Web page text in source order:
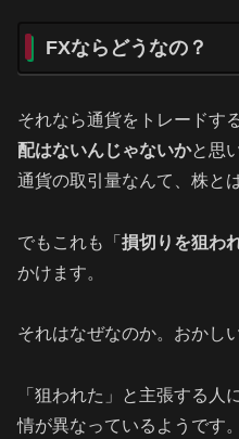
FXならどうなの？
それなら通貨をトレードす
配はないんじゃないかと思
通貨の取引量なんて、株と
でもこれも「 損切りを狙わ
かけます。
それはなぜなのか。おかし
「狙われた」と主張する人
情が異なっているようです。